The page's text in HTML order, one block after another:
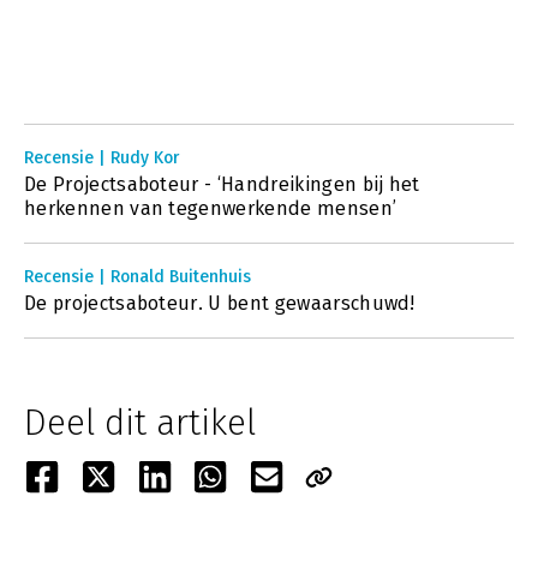
Recensie | Rudy Kor
De Projectsaboteur - ‘Handreikingen bij het
herkennen van tegenwerkende mensen’
Recensie | Ronald Buitenhuis
De projectsaboteur. U bent gewaarschuwd!
Deel dit artikel